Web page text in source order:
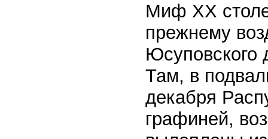
Миф XX
прежнему
Юсуповского
Там, в
декабря
графиней,